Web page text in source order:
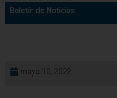
Boletín de Noticias
mayo 10, 2022